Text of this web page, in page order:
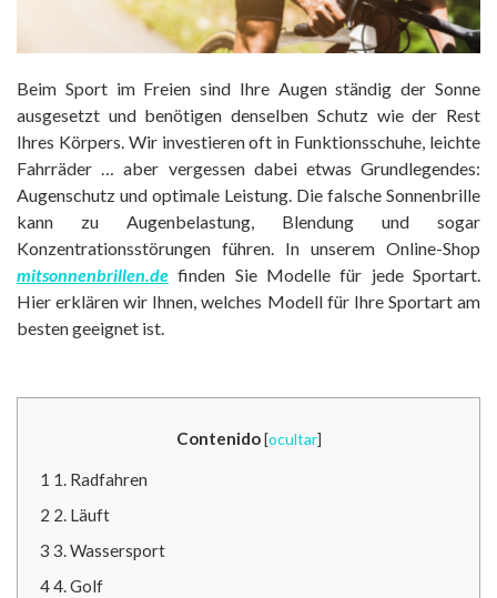
Beim Sport im Freien sind Ihre Augen ständig der Sonne
ausgesetzt und benötigen denselben Schutz wie der Rest
Ihres Körpers. Wir investieren oft in Funktionsschuhe, leichte
Fahrräder … aber vergessen dabei etwas Grundlegendes:
Augenschutz und optimale Leistung. Die falsche Sonnenbrille
kann zu Augenbelastung, Blendung und sogar
Konzentrationsstörungen führen. In unserem Online-Shop
mitsonnenbrillen.de finden Sie Modelle für jede Sportart.
Hier erklären wir Ihnen, welches Modell für Ihre Sportart am
besten geeignet ist.
Contenido [ocultar]
1 1. Radfahren
2 2. Läuft
3 3. Wassersport
44. Golf